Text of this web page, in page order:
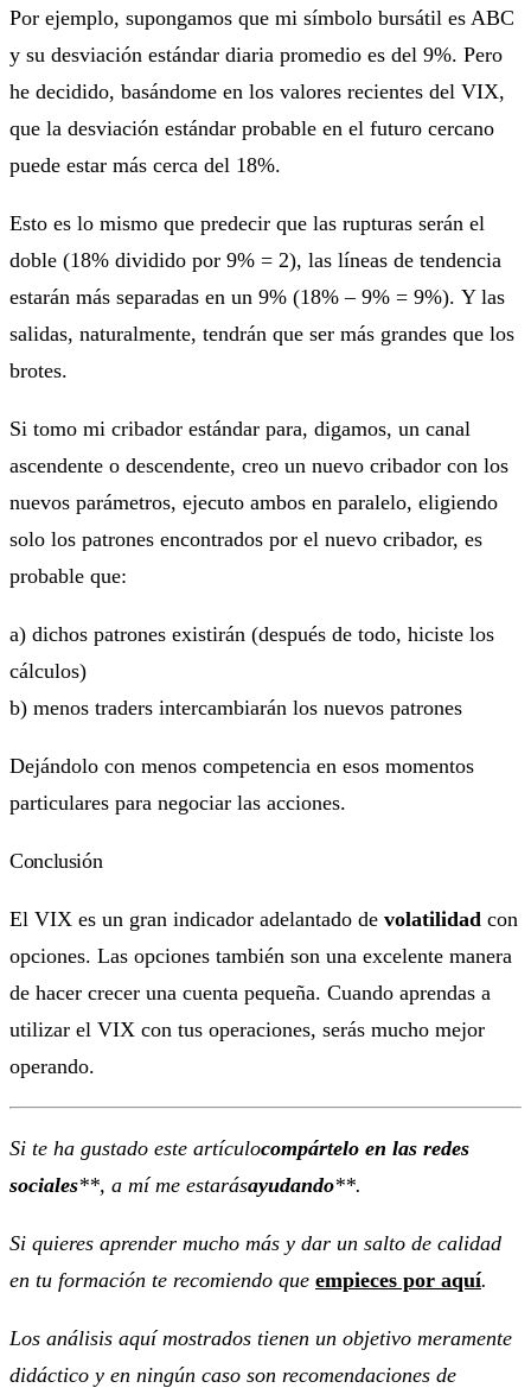
Por ejemplo, supongamos que mi símbolo bursátil es ABC
y su desviación estándar diaria promedio es del 9%. Pero
he decidido, basándome en los valores recientes del VIX,
que la desviación estándar probable en el futuro cercano
puede estar más cerca del 18%.
Esto es lo mismo que predecir que las rupturas serán el
doble (18% dividido por 9% = 2), las líneas de tendencia
estarán más separadas en un 9% (18% – 9% = 9%). Y las
salidas, naturalmente, tendrán que ser más grandes que los
brotes.
Si tomo mi cribador estándar para, digamos, un canal
ascendente o descendente, creo un nuevo cribador con los
nuevos parámetros, ejecuto ambos en paralelo, eligiendo
solo los patrones encontrados por el nuevo cribador, es
probable que:
a) dichos patrones existirán (después de todo, hiciste los
cálculos)
b) menos traders intercambiarán los nuevos patrones
Dejándolo con menos competencia en esos momentos
particulares para negociar las acciones.
Conclusión
El VIX es un gran indicador adelantado de volatilidad con
opciones. Las opciones también son una excelente manera
de hacer crecer una cuenta pequeña. Cuando aprendas a
utilizar el VIX con tus operaciones, serás mucho mejor
operando.
Si te ha gustado este artículocompártelo en las redes
sociales**, a mí me estarásayudando**.
Si quieres aprender mucho más y dar un salto de calidad
en tu formación te recomiendo que empieces por aquí.
Los análisis aquí mostrados tienen un objetivo meramente
didáctico y en ningún caso son recomendaciones de